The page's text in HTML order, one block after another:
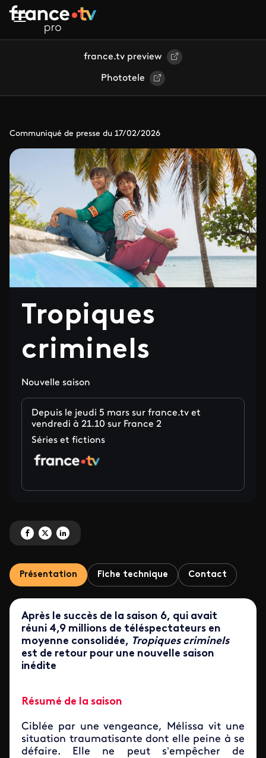
Aller au contenu principal
france.tv preview
Phototele
Communiqué de presse du 17/02/2026
Tropiques
criminels
Nouvelle saison
Depuis le jeudi 5 mars sur france.tv et
vendredi à 21.10 sur France 2
Séries et fictions
Partagez 'Tropiques criminels' sur Facebook
Partagez 'Tropiques criminels' sur X
Partagez 'Tropiques criminels' sur LinkedIn
Présentation Fiche technique Contact
Après le succès de la saison 6, qui avait
réuni 4,9 millions de téléspectateurs en
moyenne consolidée, Tropiques criminels
est de retour pour une nouvelle saison
inédite
Résumé de la saison
Ciblée par une vengeance, Mélissa vit une
situation traumatisante dont elle peine à se
défaire. Elle ne peut s’empêcher de